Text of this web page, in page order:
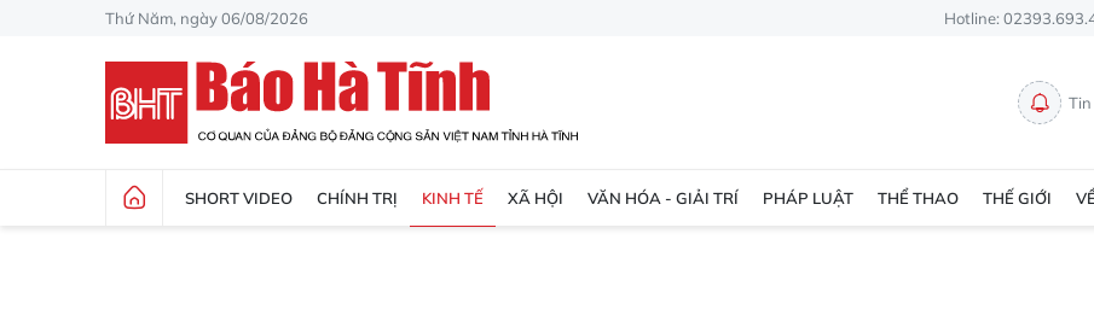
Thứ Năm, ngày 06/08/2026 Hotline:
Tin
SHORT VIDEO CHÍNH TRỊ KINH TẾ XÃ HỘI VĂN HÓA - GIẢI TRÍ PHÁP LUẬT THỂ THAO THẾ GIỚI